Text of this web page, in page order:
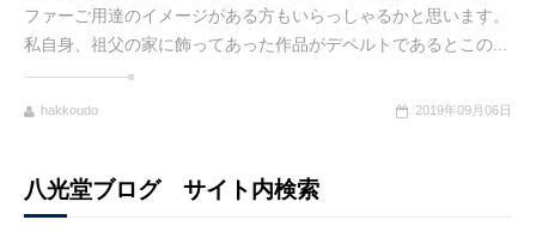
ファーご用達のイメージがある方もいらっしゃるかと思います。
私自身、祖父の家に飾ってあった作品がデペルトであるとこの...
hakkoudo 2019年09月06日
八光堂ブログ サイト内検索